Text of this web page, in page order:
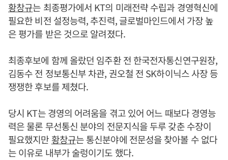
황창규는 최종평가에서 KT의 미래전략 수립과 경영혁신에
필요한 비전 설정능력, 추진력, 글로벌마인드에서 가장 높
은 평가를 받은 것으로 알려졌다.
최종후보에 함께 올랐던 임주환 전 한국전자통신연구원장,
김동수 전 정보통신부 차관, 권오철 전 SK하이닉스 사장 등
쟁쟁한 후보를 제쳤다.
당시 KT는 경영의 어려움을 겪고 있어 어느 때보다 경영능
력은 물론 무선통신 분야의 전문지식을 두루 갖춘 수장이
필요했지만 황창규는 통신분야에 전문성을 찾아볼 수 없다
는 이유로 내부가 술렁이기도 했다.